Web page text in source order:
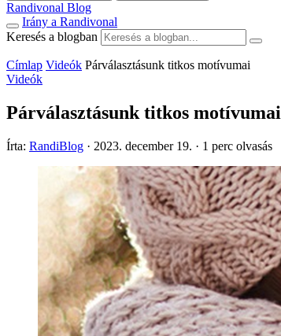
Randivonal Blog
Irány a Randivonal
Keresés a blogban
Címlap Videók Párválasztásunk titkos motívumai
Videók
Párválasztásunk titkos motívumai
Írta: RandiBlog · 2023. december 19. · 1 perc olvasás